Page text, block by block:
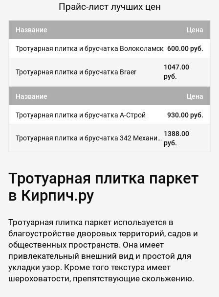
Прайс-лист лучших цен
Название Цена
Тротуарная плитка и брусчатка Волоколамск 600.00 руб.
Тротуарная плитка и брусчатка Braer
1047.00
руб.
Название Цена
Тротуарная плитка и брусчатка А-Строй 930.00 руб.
Тротуарная плитка и брусчатка 342 Механический завод
1388.00
руб.
Тротуарная плитка паркет
в Кирпич.ру
Тротуарная плитка паркет используется в
благоустройстве дворовых территорий, садов и
общественных пространств. Она имеет
привлекательный внешний вид и простой для
укладки узор. Кроме того текстура имеет
шероховатости, препятствующие скольжению.